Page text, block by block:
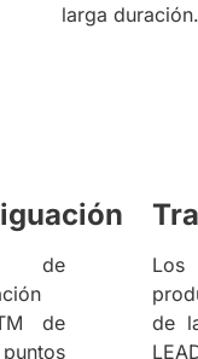
larga duración.
de
de
Los
de